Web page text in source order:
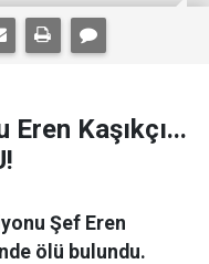
Kaşıkçı...
Şef Eren
ölü bulundu.